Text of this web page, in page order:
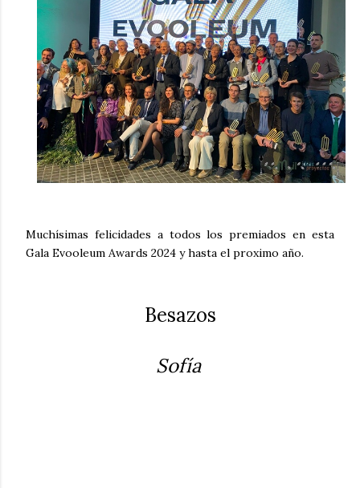
Muchísimas felicidades a todos los premiados en esta
Gala Evooleum Awards 2024 y hasta el proximo año.
Besazos
Sofía